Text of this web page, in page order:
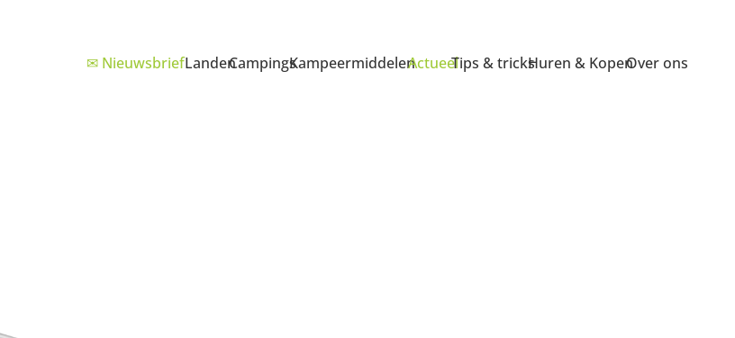
✉ NieuwsbriefLandenCampingsKampeermiddelenActueelTips & tricksHuren & KopenOver ons